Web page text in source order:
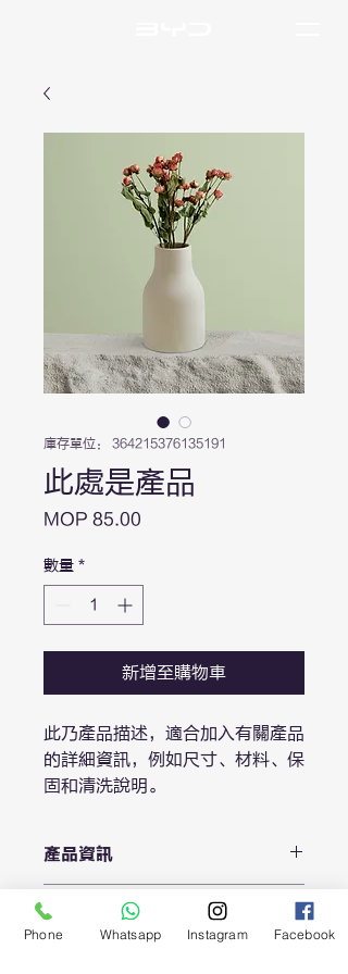
庫存單位： 364215376135191
此處是產品
MOP 85.00
數量 *
新增至購物車
此乃產品描述，適合加入有關產品
的詳細資訊，例如尺寸、材料、保
固和清洗說明。
產品資訊
多資訊，例如尺寸、材料、保固和清洗
說明。另外，您也可在此處形容產品的
退貨與退款政策
Phone Whatsapp Instagram Facebook